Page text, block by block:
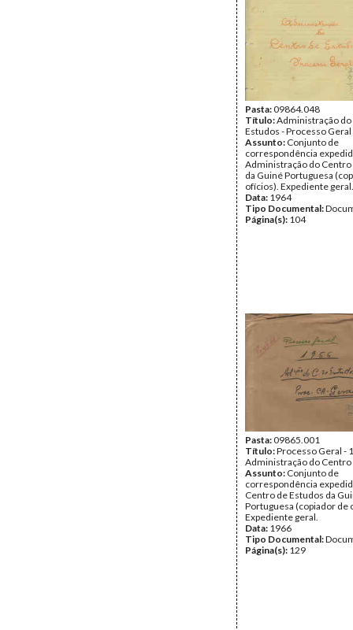
Pasta:09864.048
Título:Administração
Estudos - Processo Geral
Assunto: Conjunto de
correspondência
Administração do Centro
da Guiné Portuguesa
ofícios). Expediente geral.
Data: 1964
Tipo Documental:
Página(s): 104
Pasta:09865.001
Título:Processo Geral -
Administração do Centro
Assunto: Conjunto de
correspondência
Centro de Estudos da
Portuguesa (copiador de
Expediente geral.
Data: 1966
Tipo Documental:
Página(s): 129